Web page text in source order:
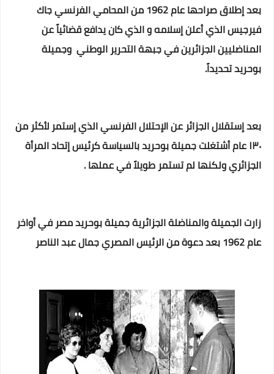
بعد إطلاق صراحها عام 1962 من المحامي الفرنسي جاك
فيرجيس الذي أعلن إسلامه و الذي كان يدافع قضائياً عن
المناضليين الجزائرين في جبهة التحرير الوطني وجميلة
بوحريد تحديداً.
بعد إستقلال الجزائر عن الإحتلال الفرنسي الذي إستمر لأكثر من
١٣٠ عام أشتغلت جميلة بوحريد بالسياسة كرئيس إتحاد المرأة
الجزائري ولكنها لم تستمر طويلاً في عملها .
زارت الجميلة والمناضلة الجزائرية جميلة بوحريد مصر في أواخر
عام 1962 بعد دعوة من الرئيس المصري جمال عبد الناصر